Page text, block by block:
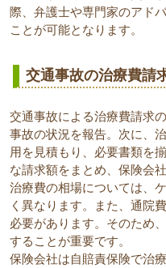
際、弁護士や専門家のアド
ことが可能となります。
交通事故の治療費請
交通事故による治療費請求
事故の状況を報告。次に、
用を見積もり、必要書類を
な請求額をまとめ、保険会
治療費の相場については、
く異なります。また、通院
必要があります。そのため
することが重要です。
保険会社は自賠責保険で治